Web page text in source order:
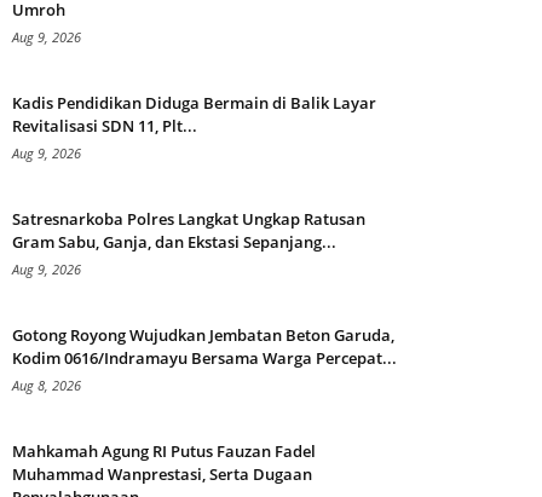
Umroh
Aug 9, 2026
Kadis Pendidikan Diduga Bermain di Balik Layar
Revitalisasi SDN 11, Plt...
Aug 9, 2026
Satresnarkoba Polres Langkat Ungkap Ratusan
Gram Sabu, Ganja, dan Ekstasi Sepanjang...
Aug 9, 2026
Gotong Royong Wujudkan Jembatan Beton Garuda,
Kodim 0616/Indramayu Bersama Warga Percepat...
Aug 8, 2026
Mahkamah Agung RI Putus Fauzan Fadel
Muhammad Wanprestasi, Serta Dugaan